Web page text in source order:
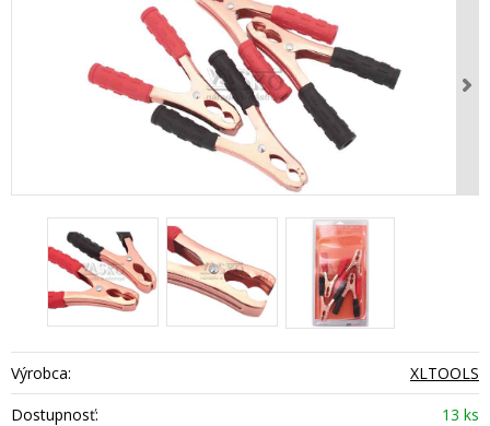
Výrobca:
XLTOOLS
Dostupnosť:
13 ks